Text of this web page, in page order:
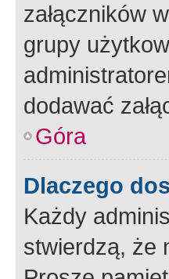
załączników
grupy
dodawać
Góra
Dlaczego
Każdy
stwierdzą, że